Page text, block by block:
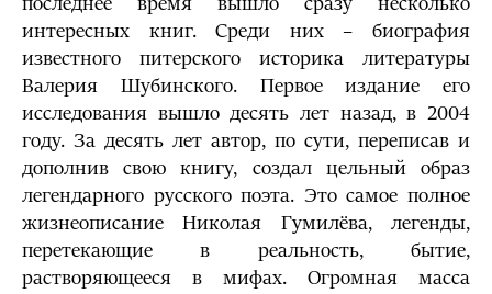
интересных книг. Среди них – биография
известного питерского историка литературы
Валерия Шубинского. Первое издание его
исследования вышло десять лет назад, в 2004
году. За десять лет автор, по сути, переписав и
дополнив свою книгу, создал цельный образ
легендарного русского поэта. Это самое полное
жизнеописание Николая Гумилёва, легенды,
перетекающие в реальность, бытие,
растворяющееся в мифах. Огромная масса